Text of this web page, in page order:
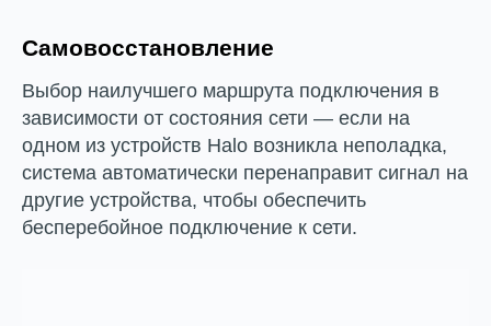
Самовосстановление
Выбор наилучшего маршрута подключения в
зависимости от состояния сети — если на
одном из устройств Halo возникла неполадка,
система автоматически перенаправит сигнал на
другие устройства, чтобы обеспечить
бесперебойное подключение к сети.